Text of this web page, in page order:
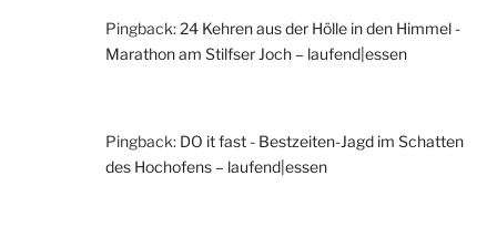
Pingback:24 Kehren aus der Hölle in den Himmel -
Marathon am Stilfser Joch – laufend|essen
Pingback: DO it fast - Bestzeiten-Jagd im Schatten
des Hochofens – laufend|essen